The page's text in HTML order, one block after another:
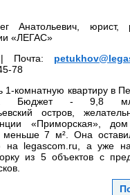
Анатольевич, юрист,
«ЛЕГАС»
| Почта:
1‑комнатную квартиру в
Бюджет - 9,8
остров,
«Приморская»,
меньше 7 м². Она
на legascom.ru, а уже
из 5 объектов с